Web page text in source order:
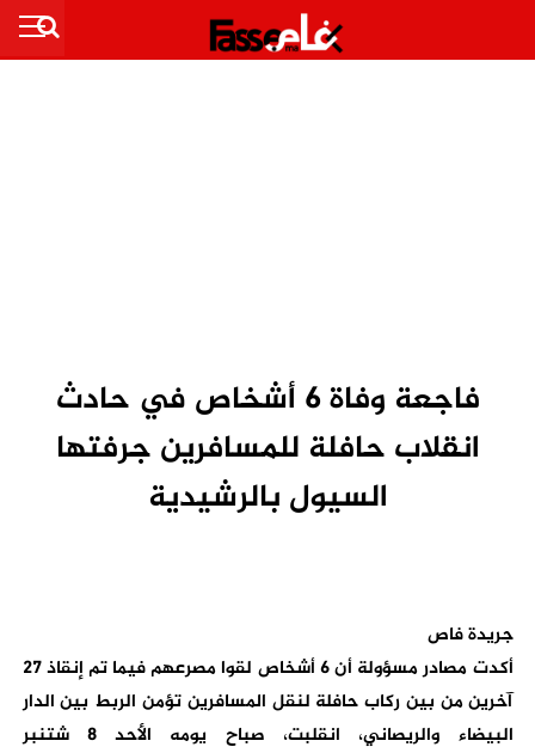
فاجعة وفاة 6 أشخاص في حادث
انقلاب حافلة للمسافرين جرفتها
السيول بالرشيدية
جريدة فاص
أكدت مصادر مسؤولة أن 6 أشخاص لقوا مصرعهم فيما تم إنقاذ 27
آخرين من بين ركاب حافلة لنقل المسافرين تؤمن الربط بين الدار
البيضاء والريصاني، انقلبت، صباح يومه الأحد 8 شتنبر